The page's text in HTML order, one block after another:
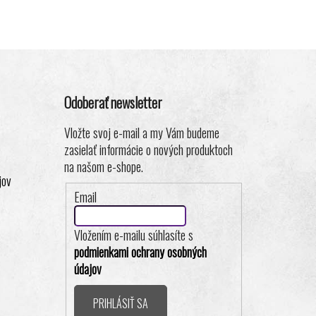
Odoberať newsletter
Vložte svoj e-mail a my Vám budeme
zasielať informácie o nových produktoch
na našom e-shope.
Email
Vložením e-mailu súhlasíte s
podmienkami ochrany osobných
údajov
PRIHLÁSIŤ SA